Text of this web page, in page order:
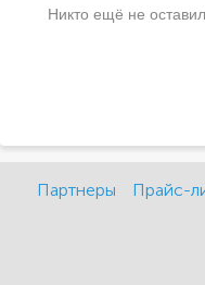
Никто ещё не
Партнеры Прайс-